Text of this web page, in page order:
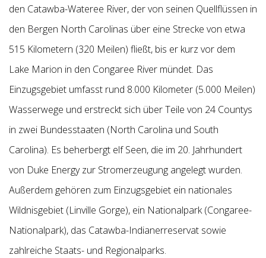
den Catawba-Wateree River, der von seinen Quellflüssen in
den Bergen North Carolinas über eine Strecke von etwa
515 Kilometern (320 Meilen) fließt, bis er kurz vor dem
Lake Marion in den Congaree River mündet. Das
Einzugsgebiet umfasst rund 8.000 Kilometer (5.000 Meilen)
Wasserwege und erstreckt sich über Teile von 24 Countys
in zwei Bundesstaaten (North Carolina und South
Carolina). Es beherbergt elf Seen, die im 20. Jahrhundert
von Duke Energy zur Stromerzeugung angelegt wurden.
Außerdem gehören zum Einzugsgebiet ein nationales
Wildnisgebiet (Linville Gorge), ein Nationalpark (Congaree-
Nationalpark), das Catawba-Indianerreservat sowie
zahlreiche Staats- und Regionalparks.